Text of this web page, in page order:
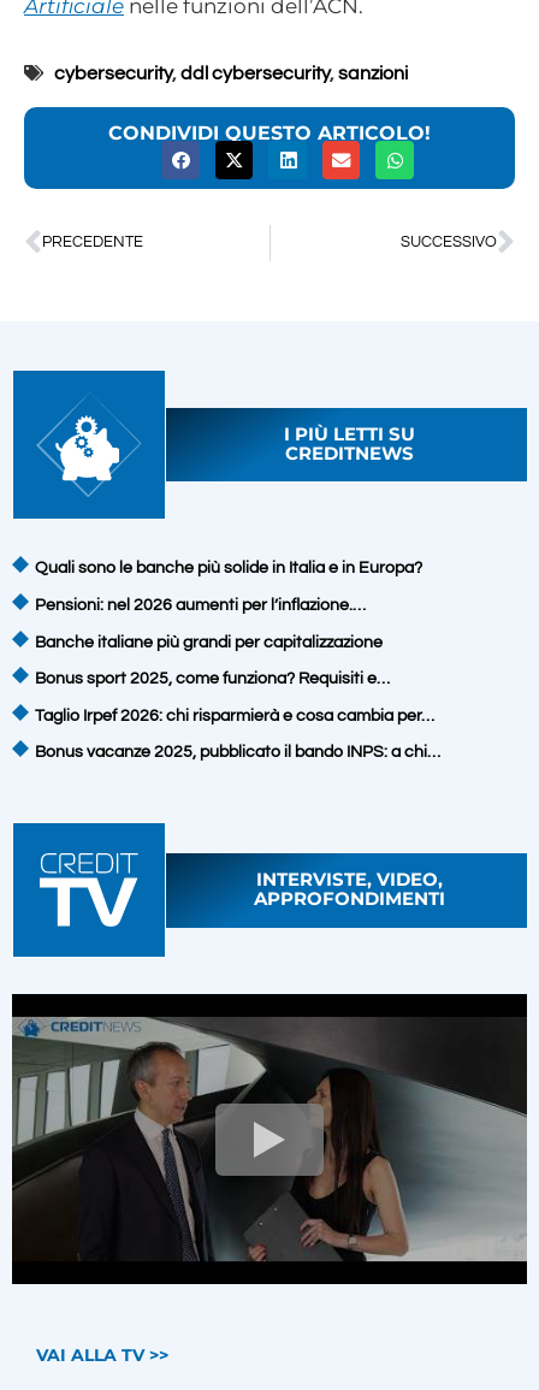
Artificiale nelle funzioni dell’ACN.
cybersecurity,ddl cybersecurity,sanzioni
CONDIVIDI QUESTO ARTICOLO!
PRECEDENTE SUCCESSIVO
I PIÙ LETTI SU
CREDITNEWS
Quali sono le banche più solide in Italia e in Europa?
Pensioni: nel 2026 aumenti per l’inflazione.…
Banche italiane più grandi per capitalizzazione
Bonus sport 2025, come funziona? Requisiti e…
Taglio Irpef 2026: chi risparmierà e cosa cambia per…
Bonus vacanze 2025, pubblicato il bando INPS: a chi…
INTERVISTE, VIDEO,
APPROFONDIMENTI
VAI ALLA TV >>